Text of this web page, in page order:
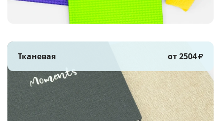
Тканевая от 2504₽